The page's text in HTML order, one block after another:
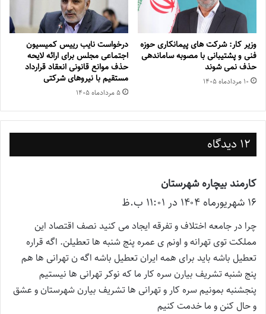
وزیر کار: شرکت های پیمانکاری حوزه
فنی و پشتیبانی با مصوبه ساماندهی
حذف نمی شوند
۱۰ مرداد‌ماه ۱۴۰۵
درخواست نایب رییس کمیسیون
اجتماعی مجلس برای ارائه لایحه
حذف موانع قانونی انعقاد قرارداد
مستقیم با نیروهای شرکتی
۵ مرداد‌ماه ۱۴۰۵
12 دیدگاه
کارمند بیچاره شهرستان
ف
ت
:
۱۶ شهریور‌ماه ۱۴۰۴ در ۱۱:۰۱ ب.ظ
چرا در جامعه اختلاف و تفرقه ایجاد می کنید نصف اقتصاد این
مملکت توی تهرانه و اونم ی عمره پنج شنبه ها تعطیلن. اگه قراره
تعطیل باشه باید برای همه ایران تعطیل باشه اگه ن تهرانی ها هم
پنج شنبه تشریف بیارن سره کار ما که نوکر تهرانی ها نیستیم
پنجشنبه بمونیم سره کار و تهرانی ها تشریف بیارن شهرستان و عشق
و حال کنن و ما خدمت کنیم